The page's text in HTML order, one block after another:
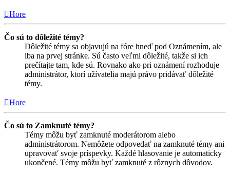
Hore
Čo sú to dôležité témy?
Dôležité témy sa objavujú na fóre hneď pod Oznámením, ale
iba na prvej stránke. Sú často veľmi dôležité, takže si ich
prečítajte tam, kde sú. Rovnako ako pri oznámení rozhoduje
administrátor, ktorí užívatelia majú právo pridávať dôležité
témy.
Hore
Čo sú to Zamknuté témy?
Témy môžu byť zamknuté moderátorom alebo
administrátorom. Nemôžete odpovedať na zamknuté témy ani
upravovať svoje príspevky. Každé hlasovanie je automaticky
ukončené. Témy môžu byť zamknuté z rôznych dôvodov.